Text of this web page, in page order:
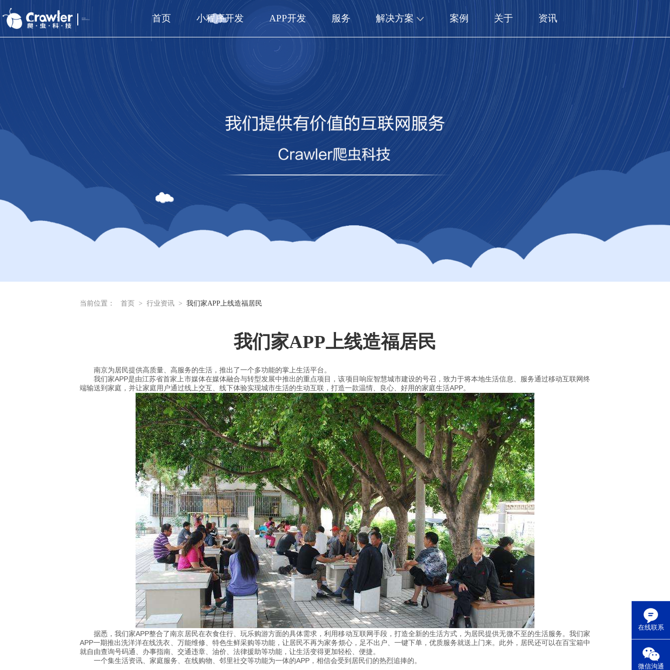
首页 小程序开发 APP开发 服务 解决方案 案例 关于 资讯
在线联系
微信沟通
当前位置： 首页 > 行业资讯 > 我们家APP上线造福居民
我们家APP上线造福居民
南京为居民提供高质量、高服务的生活，推出了一个多功能的掌上生活平台。
我们家APP是由江苏省首家上市媒体在媒体融合与转型发展中推出的重点项目，该项目响应智慧城市建设的号召，致力于将本地生活信息、服务通过移动互联网终
端输送到家庭，并让家庭用户通过线上交互、线下体验实现城市生活的生动互联，打造一款温情、良心、好用的家庭生活APP。
据悉，我们家APP整合了南京居民在衣食住行、玩乐购游方面的具体需求，利用移动互联网手段，打造全新的生活方式，为居民提供无微不至的生活服务。我们家
APP一期推出洗洋洋在线洗衣、万能维修、特色生鲜采购等功能，让居民不再为家务烦心，足不出户、一键下单，优质服务就送上门来。此外，居民还可以在百宝箱中
就自由查询号码通、办事指南、交通违章、油价、法律援助等功能，让生活变得更加轻松、便捷。
一个集生活资讯、家庭服务、在线购物、邻里社交等功能为一体的APP，相信会受到居民们的热烈追捧的。